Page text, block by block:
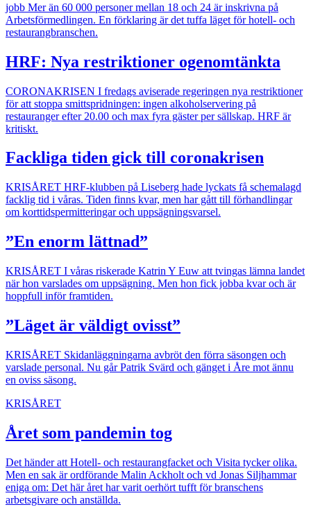
jobb Mer än 60 000 personer mellan 18 och 24 är inskrivna på
Arbetsförmedlingen. En förklaring är det tuffa läget för hotell- och
restaurangbranschen.
HRF: Nya restriktioner ogenomtänkta
CORONAKRISEN I fredags aviserade regeringen nya restriktioner
för att stoppa smittspridningen: ingen alkoholservering på
restauranger efter 20.00 och max fyra gäster per sällskap. HRF är
kritiskt.
Fackliga tiden gick till coronakrisen
KRISÅRET HRF-klubben på Liseberg hade lyckats få schemalagd
facklig tid i våras. Tiden finns kvar, men har gått till förhandlingar
om korttidspermitteringar och uppsägningsvarsel.
”En enorm lättnad”
KRISÅRET I våras riskerade Katrin Y Euw att tvingas lämna landet
när hon varslades om uppsägning. Men hon fick jobba kvar och är
hoppfull inför framtiden.
”Läget är väldigt ovisst”
KRISÅRET Skidanläggningarna avbröt den förra säsongen och
varslade personal. Nu går Patrik Svärd och gänget i Åre mot ännu
en oviss säsong.
KRISÅRET
Året som pandemin tog
Det händer att Hotell- och restaurangfacket och Visita tycker olika.
Men en sak är ordförande Malin Ackholt och vd Jonas Siljhammar
eniga om: Det här året har varit oerhört tufft för branschens
arbetsgivare och anställda.